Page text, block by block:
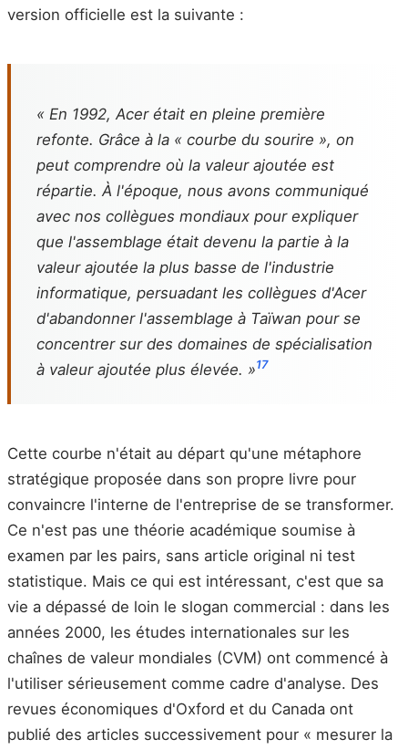
version officielle est la suivante :
« En 1992, Acer était en pleine première
refonte. Grâce à la « courbe du sourire », on
peut comprendre où la valeur ajoutée est
répartie. À l'époque, nous avons communiqué
avec nos collègues mondiaux pour expliquer
que l'assemblage était devenu la partie à la
valeur ajoutée la plus basse de l'industrie
informatique, persuadant les collègues d'Acer
d'abandonner l'assemblage à Taïwan pour se
concentrer sur des domaines de spécialisation
à valeur ajoutée plus élevée. »17
Cette courbe n'était au départ qu'une métaphore
stratégique proposée dans son propre livre pour
convaincre l'interne de l'entreprise de se transformer.
Ce n'est pas une théorie académique soumise à
examen par les pairs, sans article original ni test
statistique. Mais ce qui est intéressant, c'est que sa
vie a dépassé de loin le slogan commercial : dans les
années 2000, les études internationales sur les
chaînes de valeur mondiales (CVM) ont commencé à
l'utiliser sérieusement comme cadre d'analyse. Des
revues économiques d'Oxford et du Canada ont
publié des articles successivement pour « mesurer la